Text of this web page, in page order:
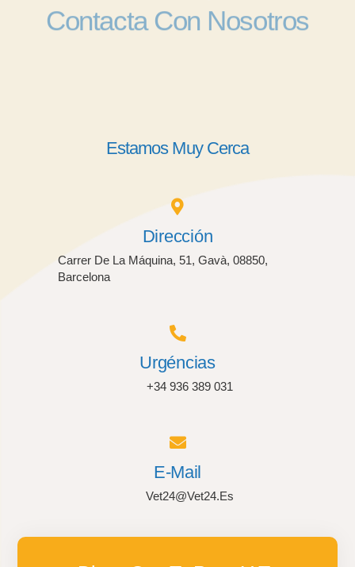
Contacta Con Nosotros
Estamos Muy Cerca
Dirección
Carrer De La Máquina, 51, Gavà, 08850,
Barcelona
Urgéncias
+34 936 389 031
E-Mail
Vet24@vet24.es